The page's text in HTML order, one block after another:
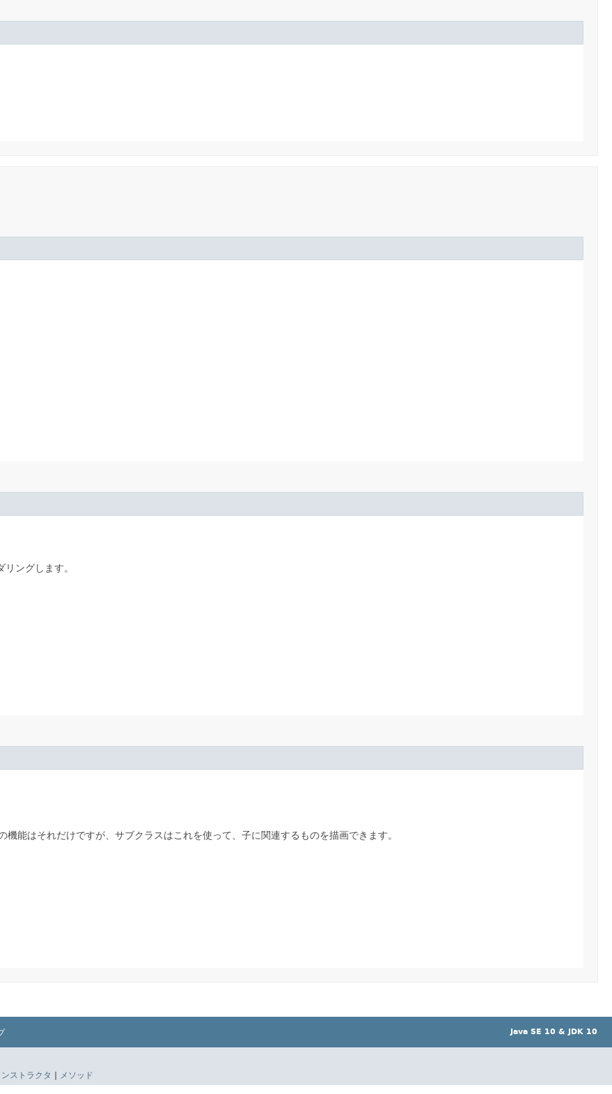
ングします。
機能はそれだけですが、サブクラスはこれを使って、子に関連するものを描画できます。
Java SE 10 & JDK 10
ンストラクタ | メソッド